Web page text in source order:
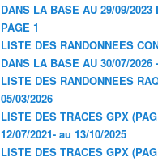
DANS LA BASE AU 29/09/2023
PAGE 1
LISTE DES RANDONNEES
DANS LA BASE AU 30/07/2026
LISTE DES RANDONNEES
05/03/2026
LISTE DES TRACES GPX
12/07/2021- au 13/10/2025
LISTE DES TRACES GPX